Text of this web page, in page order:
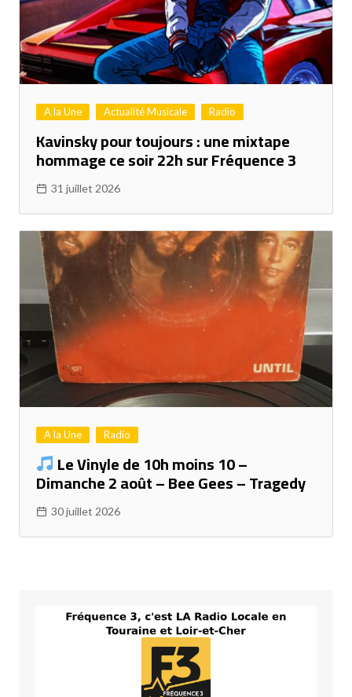
A la Une Actualité Musicale Radio
Kavinsky pour toujours : une mixtape
hommage ce soir 22h sur Fréquence 3
31 juillet 2026
A la Une Radio
Le Vinyle de 10h moins 10 –
Dimanche 2 août – Bee Gees – Tragedy
30 juillet 2026